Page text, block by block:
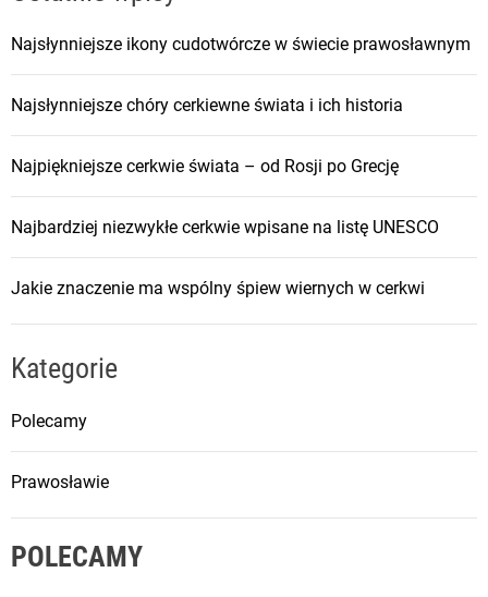
Najsłynniejsze ikony cudotwórcze w świecie prawosławnym
Najsłynniejsze chóry cerkiewne świata i ich historia
Najpiękniejsze cerkwie świata – od Rosji po Grecję
Najbardziej niezwykłe cerkwie wpisane na listę UNESCO
Jakie znaczenie ma wspólny śpiew wiernych w cerkwi
Kategorie
Polecamy
Prawosławie
POLECAMY